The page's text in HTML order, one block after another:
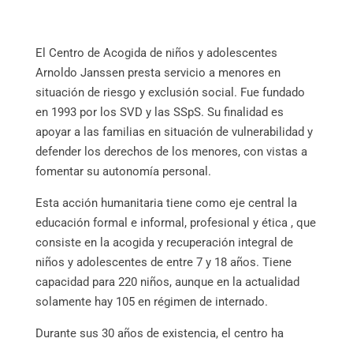
El Centro de Acogida de niños y adolescentes
Arnoldo Janssen presta servicio a menores en
situación de riesgo y exclusión social. Fue fundado
en 1993 por los SVD y las SSpS. Su finalidad es
apoyar a las familias en situación de vulnerabilidad y
defender los derechos de los menores, con vistas a
fomentar su autonomía personal.
Esta acción humanitaria tiene como eje central la
educación formal e informal, profesional y ética , que
consiste en la acogida y recuperación integral de
niños y adolescentes de entre 7 y 18 años. Tiene
capacidad para 220 niños, aunque en la actualidad
solamente hay 105 en régimen de internado.
Durante sus 30 años de existencia, el centro ha